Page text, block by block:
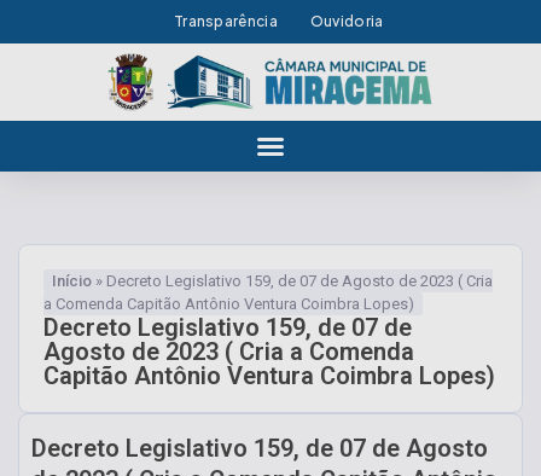
Transparência Ouvidoria
Início » Decreto Legislativo 159, de 07 de Agosto de 2023 ( Cria
a Comenda Capitão Antônio Ventura Coimbra Lopes)
Decreto Legislativo 159, de 07 de
Agosto de 2023 ( Cria a Comenda
Capitão Antônio Ventura Coimbra Lopes)
Decreto Legislativo 159, de 07 de Agosto